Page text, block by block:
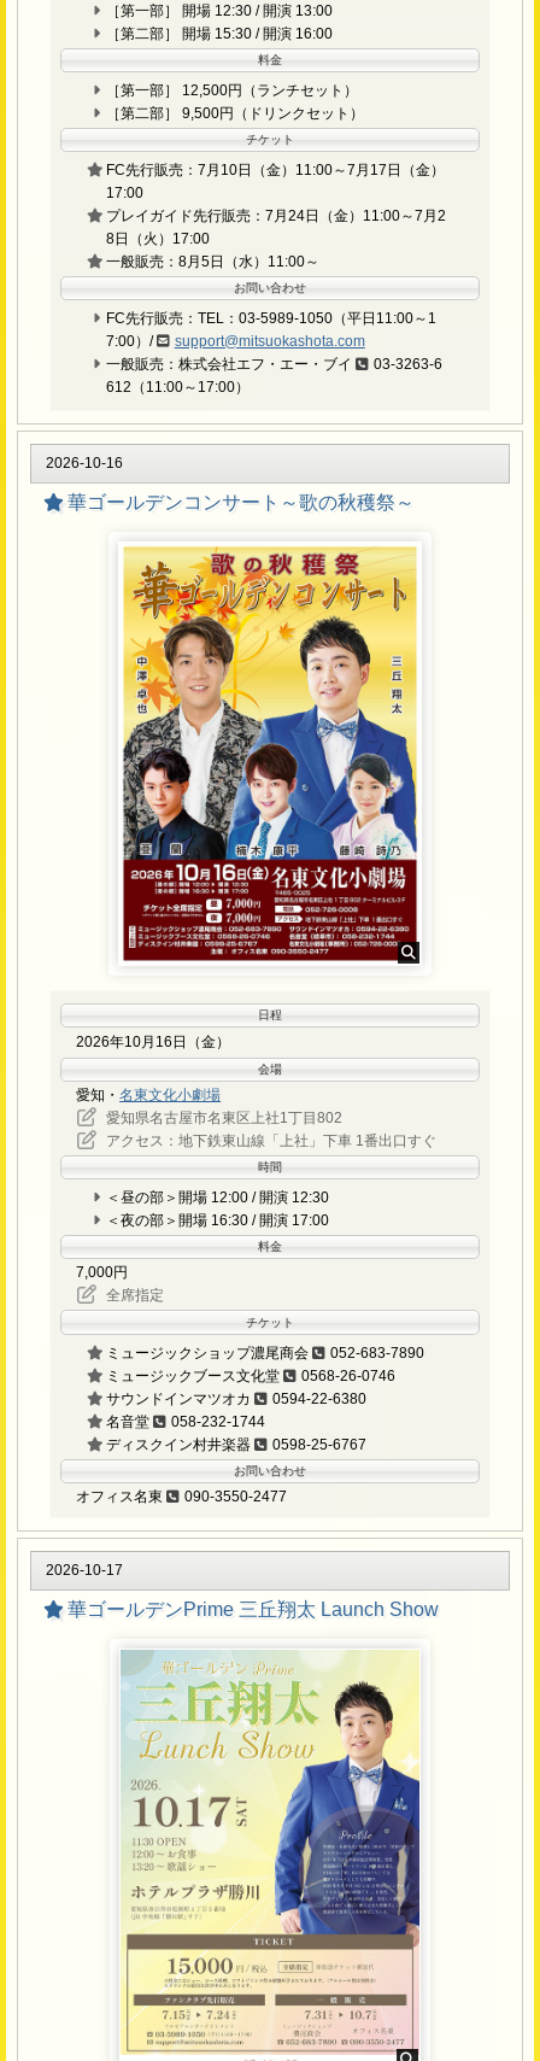
［第一部］ 開場 12:30 / 開演 13:00
［第二部］ 開場 15:30 / 開演 16:00
料金
［第一部］ 12,500円（ランチセット）
［第二部］ 9,500円（ドリンクセット）
チケット
FC先行販売：7月10日（金）11:00～7月17日（金）
17:00
プレイガイド先行販売：7月24日（金）11:00～7月2
8日（火）17:00
一般販売：8月5日（水）11:00～
お問い合わせ
FC先行販売：TEL：03-5989-1050（平日11:00～1
7:00）/
support@mitsuokashota.com
一般販売：株式会社エフ・エー・ブイ
03-3263-6
612（11:00～17:00）
2026-10-16
華ゴールデンコンサート～歌の秋穫祭～
日程
2026年10月16日（金）
会場
愛知・名東文化小劇場
愛知県名古屋市名東区上社1丁目802
アクセス：地下鉄東山線「上社」下車 1番出口すぐ
時間
＜昼の部＞開場 12:00 / 開演 12:30
＜夜の部＞開場 16:30 / 開演 17:00
料金
7,000円
全席指定
チケット
ミュージックショップ濃尾商会
052-683-7890
ミュージックブース文化堂
0568-26-0746
サウンドインマツオカ
0594-22-6380
名音堂
058-232-1744
ディスクイン村井楽器
0598-25-6767
お問い合わせ
オフィス名東 090-3550-2477
2026-10-17
華ゴールデンPrime 三丘翔太 Launch Show